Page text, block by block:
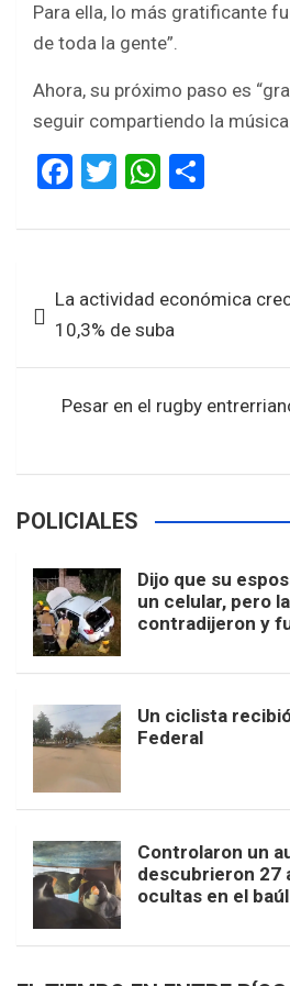
Para ella, lo más gratificante
de toda la gente”.
Ahora, su próximo paso es
seguir compartiendo la música
F
ce
o
o
k
T
tt
W
at
A
p
p
ar
de
entradas
La actividad económica
10,3% de suba
Pesar en el rugby
POLICIALES
Dijo que su
un celular, pero
contradijeron y
Un ciclista
Federal
Controlaron un
descubrieron 27
ocultas en el baúl